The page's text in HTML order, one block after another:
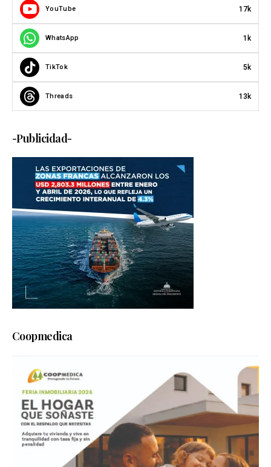
YouTube 17k
WhatsApp 1k
TikTok 5k
Threads 13k
-Publicidad-
Coopmedica